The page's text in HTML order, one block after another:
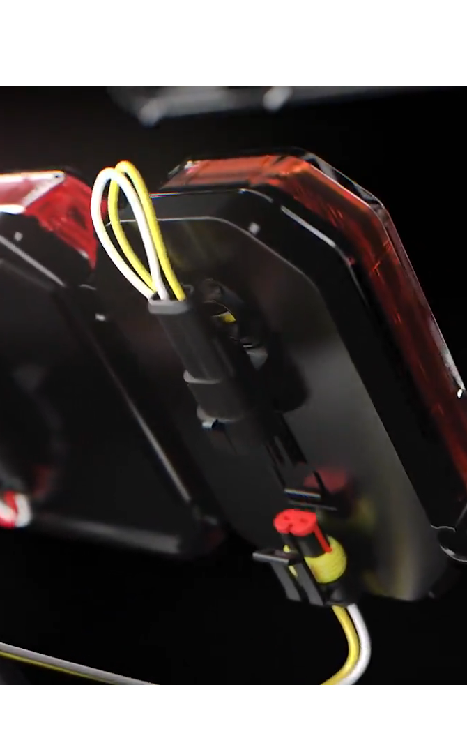
funkcje społecznościowe i analizować ruch w naszej
partnerom społecznościowym, reklamowym i analitycznym.
Ciebie lub uzyskanymi podczas korzystania z ich usług.
witryny i witryna nie będzie działać w zamierzony sposób bez
osoby.
które zmieniają wygląd lub funkcjonowanie strony, np.
w jaki sposób różni użytkownicy zachowują się na stronie,
stronach internetowych. Celem jest wyświetlanie reklam, które są
cenne dla wydawców i reklamodawców strony trzeciej.